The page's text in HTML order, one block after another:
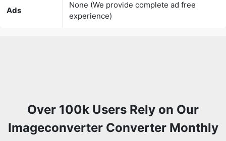
Join a growing community of creators who trust
safeimageconverter.com for Convert your images to any
format online.